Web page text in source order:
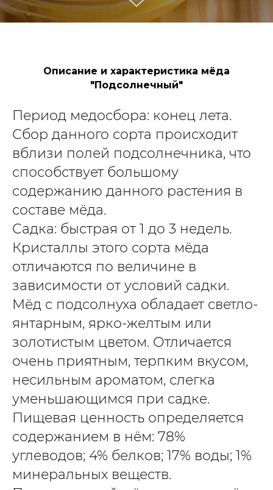
Описание и характеристика мёда
"Подсолнечный"
Период медосбора: конец лета.
Сбор данного сорта происходит
вблизи полей подсолнечника, что
способствует большому
содержанию данного растения в
составе мёда.
Садка: быстрая от 1 до 3 недель.
Кристаллы этого сорта мёда
отличаются по величине в
зависимости от условий садки.
Мёд с подсолнуха обладает светло-
янтарным, ярко-желтым или
золотистым цветом. Отличается
очень приятным, терпким вкусом,
несильным ароматом, слегка
уменьшающимся при садке.
Пищевая ценность определяется
содержанием в нём: 78%
углеводов; 4% белков; 17% воды; 1%
минеральных веществ.